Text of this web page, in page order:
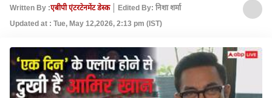
Written By :एबीपी एंटरटेनमेंट डेस्क
Edited By: निशा शर्मा
Updated at : Tue, May 12,2026, 2:13 pm (IST)